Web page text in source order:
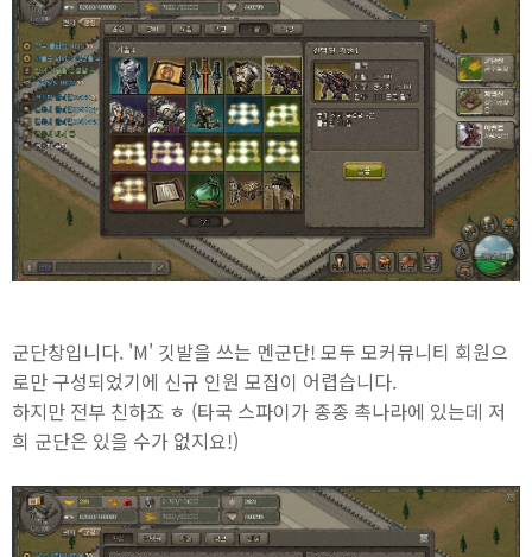
군단창입니다. 'M' 깃발을 쓰는 멘군단! 모두 모커뮤니티 회원으
로만 구성되었기에 신규 인원 모집이 어렵습니다.
하지만 전부 친하죠 ㅎ (타국 스파이가 종종 촉나라에 있는데 저
희 군단은 있을 수가 없지요!)